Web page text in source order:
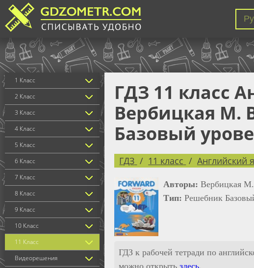
1 Класс
2 Класс
3 Класс
4 Класс
5 Класс
6 Класс
7 Класс
8 Класс
9 Класс
10 Класс
11 Класс
Видеорешения
ГДЗ 11 класс
Вербицкая М.
Базовый
ГДЗ 11 класс Английский
Авторы:Вербицкая
Тип: Решебник
ГДЗ к рабочей тетради по
можно открытьздесь.